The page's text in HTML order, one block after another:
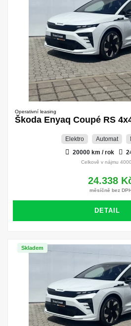
Operativní leasing
Škoda Enyaq Coupé RS
Elektro Automat
20000 km / rok
Celkově v nájmu
24.338
měsíčně bez
DETAIL
Skladem